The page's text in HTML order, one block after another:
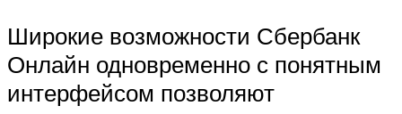
Широкие возможности Сбербанк
Онлайн одновременно с понятным
интерфейсом позволяют